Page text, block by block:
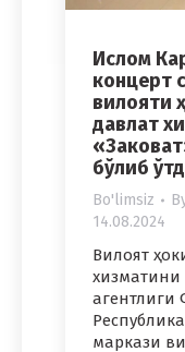
Ислом
концерт
вилояти
давлат
бўлиб
Bo'limsiz
14.08.2024
Вилоят
маркази